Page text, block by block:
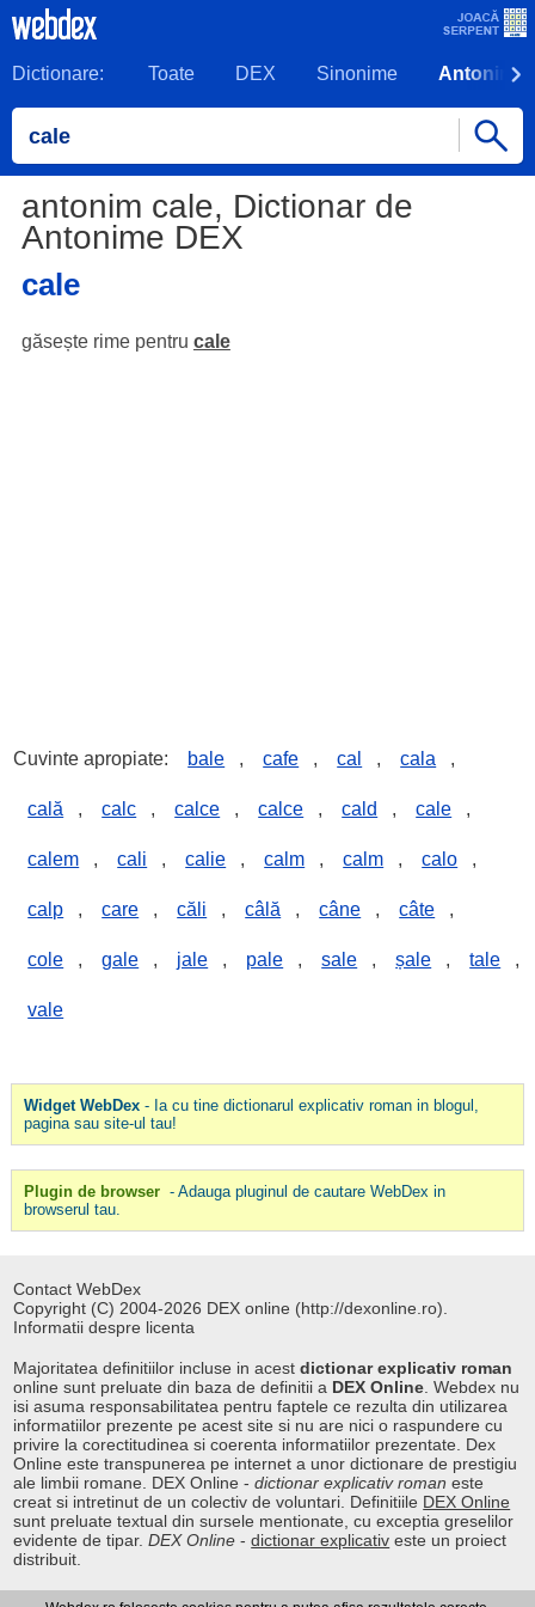
Dictionare: Toate DEX Sinonime Antonime
antonim cale, Dictionar de
Antonime DEX
cale
găsește rime pentru cale
Cuvinte apropiate: bale , cafe , cal , cala ,
cală , calc , calce , calce , cald , cale ,
calem , cali , calie , calm , calm , calo ,
calp , care , căli , câlă , câne , câte ,
cole , gale , jale , pale , sale , șale , tale ,
vale
Widget WebDex- Ia cu tine dictionarul explicativ roman in blogul,
pagina sau site-ul tau!
Plugin de browser - Adauga pluginul de cautare WebDex in
browserul tau.
Contact WebDex
Copyright (C) 2004-2026 DEX online (http://dexonline.ro).
Informatii despre licenta
Majoritatea definitiilor incluse in acestdictionar explicativ roman
online sunt preluate din baza de definitii a DEX Online . Webdex nu
isi asuma responsabilitatea pentru faptele ce rezulta din utilizarea
informatiilor prezente pe acest site si nu are nici o raspundere cu
privire la corectitudinea si coerenta informatiilor prezentate. Dex
Online este transpunerea pe internet a unor dictionare de prestigiu
ale limbii romane. DEX Online -dictionar explicativ roman este
creat si intretinut de un colectiv de voluntari. Definitiile DEX Online
sunt preluate textual din sursele mentionate, cu exceptia greselilor
evidente de tipar.DEX Online -dictionar explicativ este un proiect
distribuit.